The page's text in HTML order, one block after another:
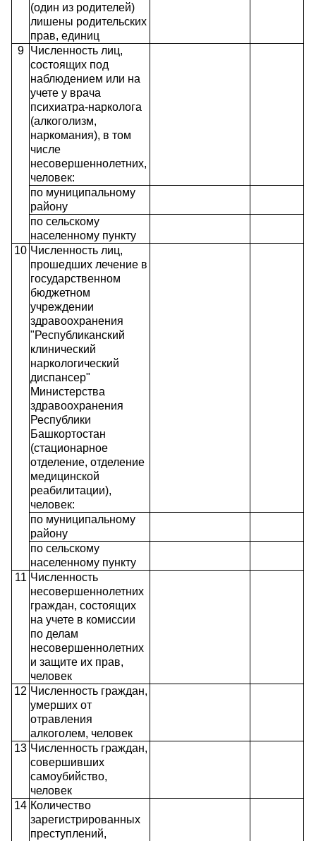
(один из родителей)
лишены родительских
прав, единиц
9
Численность лиц,
состоящих под
наблюдением или на
учете у врача
психиатра-нарколога
(алкоголизм,
наркомания), в том
числе
несовершеннолетних,
человек:
по муниципальному
району
по сельскому
населенному пункту
10 Численность лиц,
прошедших лечение в
государственном
бюджетном
учреждении
здравоохранения
"Республиканский
клинический
наркологический
диспансер"
Министерства
здравоохранения
Республики
Башкортостан
(стационарное
отделение, отделение
медицинской
реабилитации),
человек:
по муниципальному
району
по сельскому
населенному пункту
11 Численность
несовершеннолетних
граждан, состоящих
на учете в комиссии
по делам
несовершеннолетних
и защите их прав,
человек
12 Численность граждан,
умерших от
отравления
алкоголем, человек
13 Численность граждан,
совершивших
самоубийство,
человек
14 Количество
зарегистрированных
преступлений,